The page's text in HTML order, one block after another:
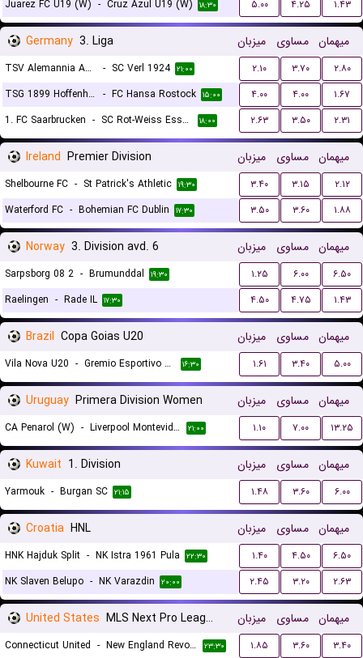
Juarez FC U19 (W) - Cruz Azul U19 (W) ۱۸:۳۰ ۵.۰۰ ۴.۲۵ ۱.۴۳
Germany 3. Liga میزبان مساوی میهمان
TSV Alemannia Aachen - SC Verl 1924 ۲۱:۰۰ ۲.۱۰ ۳.۷۰
۲.۸۰
TSG 1899 Hoffenheim II - FC Hansa Rostock ۱۵:۰۰ ۴.۰۰ ۴.۰۰
۱.۶۷
1. FC Saarbrucken - SC Rot-Weiss Essen ۱۸:۰۰ ۲.۶۳ ۳.۵۰ ۲.۳۱
Ireland Premier Division میزبان مساوی میهمان
Shelbourne FC - St Patrick's Athletic ۱۹:۳۰ ۳.۴۰ ۳.۱۵
۲.۱۲
Waterford FC - Bohemian FC Dublin ۱۷:۳۰ ۳.۵۰ ۳.۶۰ ۱.۸۸
Norway 3. Division avd. 6 میزبان مساوی میهمان
Sarpsborg 08 2 - Brumunddal ۱۹:۳۰ ۱.۲۵ ۶.۰۰
۶.۵۰
Raelingen - Rade IL ۱۷:۳۰ ۴.۵۰ ۴.۷۵ ۱.۴۳
Brazil Copa Goias U20 میزبان مساوی میهمان
Vila Nova U20 - Gremio Esportivo Anapolis FC U20 ۱۶:۳۰ ۱.۶۱ ۳.۴۰ ۵.۰۰
Uruguay Primera Division Women میزبان مساوی میهمان
CA Penarol (W) - Liverpool Montevideo (W) ۲۱:۰۰ ۱.۱۰ ۷.۰۰ ۱۳.۲۵
Kuwait 1. Division میزبان مساوی میهمان
Yarmouk - Burgan SC ۲۱:۱۵ ۱.۴۸ ۳.۶۰ ۶.۰۰
Croatia HNL میزبان مساوی میهمان
HNK Hajduk Split - NK Istra 1961 Pula ۲۲:۳۰ ۱.۴۰ ۴.۵۰
۶.۵۰
NK Slaven Belupo - NK Varazdin ۲۰:۰۰ ۲.۴۵ ۳.۲۰ ۲.۶۳
United States MLS Next Pro League میزبان مساوی میهمان
Connecticut United - New England Revolution II ۲۳:۳۰ ۱.۸۵ ۳.۶۰ ۳.۴۰